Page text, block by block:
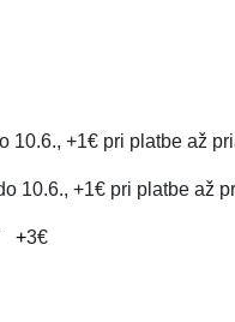
10.6., +1€ pri platbe až
10.6., +1€ pri platbe až
+3€